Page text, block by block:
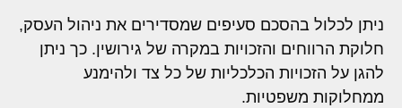
ניתן לכלול בהסכם סעיפים שמסדירים את ניהול העסק,
חלוקת הרווחים והזכויות במקרה של גירושין. כך ניתן
להגן על הזכויות הכלכליות של כל צד ולהימנע
ממחלוקות משפטיות.